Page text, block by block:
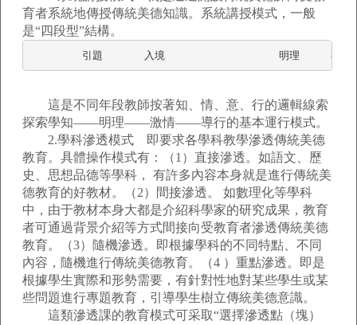
育者系統地傳授傳統美德知識。系統講授模式，一般
是“四段型”結構。
這是不同年段教師按著知、情、意、行的邏輯線索
探索學知——明理——激情——導行的基本運行模式。
2.學科滲透模式 即要求各學科教學滲透傳統美德
教育。具體操作模式有：（1）直接滲透。如語文、歷
史、思想品德等學科， 有許多內容本身就是進行傳統美
德教育的好教材。（2）間接滲透。 如數理化等學科
中，由于教材本身大都是介紹科學家的研究成果，教育
者可通過背景介紹等方式間接向受教育者滲透傳統美德
教育。（3）隨機滲透。即根據學科的不同特點、不同
內容，隨機進行傳統美德教育。（4 ）重點滲透。即是
根據學生實際和形勢需要，有針對性地對某些學生或某
些問題進行專題教育，引導學生樹立傳統美德意識。
這類滲透課的教育模式可采取“選擇滲透點（塊）